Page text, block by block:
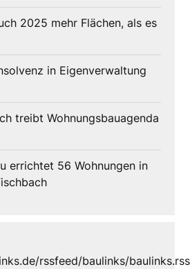
2025 mehr Flächen, als es
in Eigenverwaltung
treibt Wohnungsbauagenda
errichtet 56 Wohnungen in
rssfeed/baulinks/baulinks.rss